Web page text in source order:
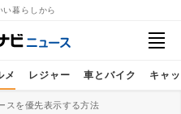
い暮らしから
メ レジャー 車とバイク キャ
スを優先表示する方法